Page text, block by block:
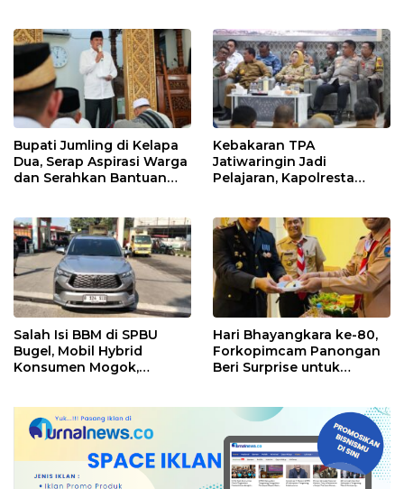
Bupati Jumling di Kelapa
Dua, Serap Aspirasi Warga
dan Serahkan Bantuan
Kebakaran TPA
Jatiwaringin Jadi
Pelajaran, Kapolresta
Ditingkatkan
Salah Isi BBM di SPBU
Bugel, Mobil Hybrid
Konsumen Mogok,
Hari Bhayangkara ke-80,
Forkopimcam Panongan
Beri Surprise untuk